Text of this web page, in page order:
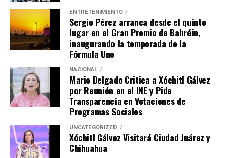
ENTRETENIMIENTO
Sergio Pérez arranca desde el quinto
lugar en el Gran Premio de Bahréin,
inaugurando la temporada de la
Fórmula Uno
NACIONAL
Mario Delgado Critica a Xóchitl Gálvez
por Reunión en el INE y Pide
Transparencia en Votaciones de
Programas Sociales
UNCATEGORIZED
Xóchitl Gálvez Visitará Ciudad Juárez y
Chihuahua